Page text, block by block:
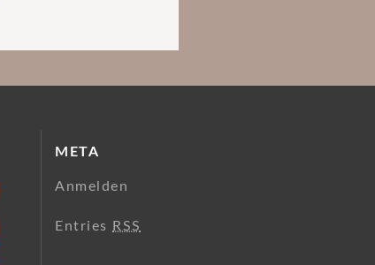
META
Anmelden
Entries RSS